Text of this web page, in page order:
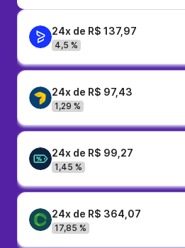
24x de R$ 137,97
4,5 %
24x de R$ 97,43
1,29 %
24x de R$ 99,27
1,45 %
24x de R$ 364,07
17,85 %